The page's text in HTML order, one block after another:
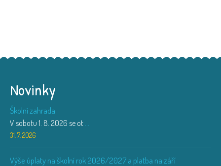
Novinky
Školní zahrada
V sobotu 1. 8. 2026 se ot ...
31. 7. 2026
Výše úplaty na školní rok 2026/2027 a platba na září